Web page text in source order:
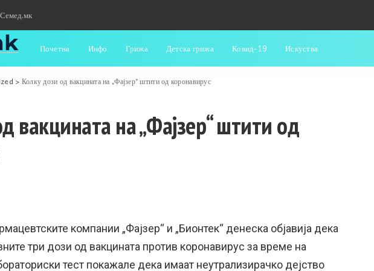
Семед.мк
Почетна Инфо Грижа Детска грижа Ковид-19 Искуства
> Колку дози од вакцината на „Фајзер“ штити од коронавирус
вакцината на „Фајзер“ штити од
компании „Фајзер“ и „Бионтек“ денеска објавија дека
три дози од вакцината против коронавирус за време на
тест покажале дека имаат неутрализирачко дејство